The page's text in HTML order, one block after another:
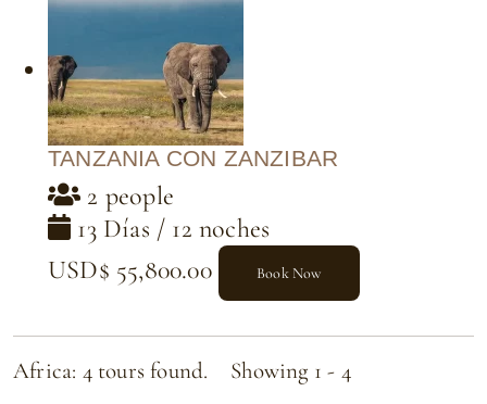
TANZANIA CON ZANZIBAR
2 people
13 Días / 12 noches
USD$ 55,800.00
Book Now
Africa: 4 tours found. Showing 1 - 4